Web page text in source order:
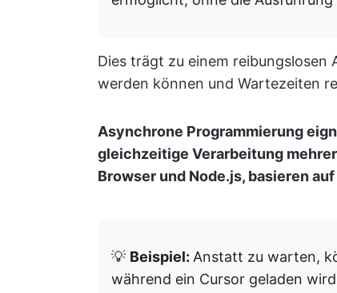
Dies trägt zu einem reibungslosen
werden können und Wartezeiten
Asynchrone Programmierung
gleichzeitige Verarbeitung
Browser und Node.js, basieren
💡 Beispiel: Anstatt zu warten,
während ein Cursor geladen